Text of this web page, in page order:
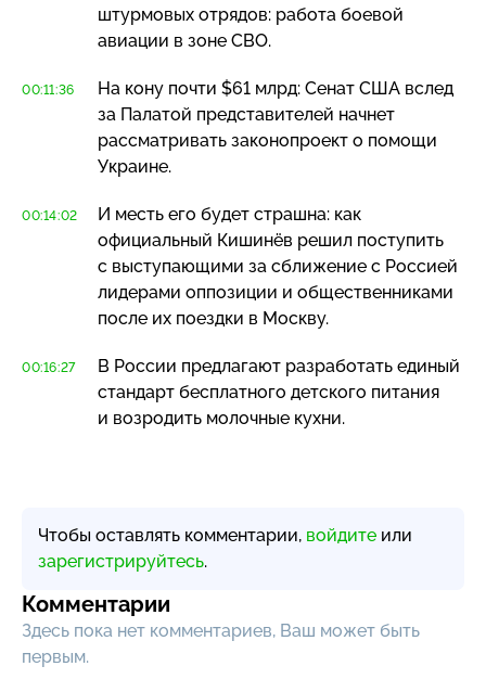
штурмовых отрядов: работа боевой
авиации в зоне СВО.
00:11:36
На кону почти $61 млрд: Сенат США вслед
за Палатой представителей начнет
рассматривать законопроект о помощи
Украине.
00:14:02
И месть его будет страшна: как
официальный Кишинёв решил поступить
с выступающими за сближение с Россией
лидерами оппозиции и общественниками
после их поездки в Москву.
00:16:27
В России предлагают разработать единый
стандарт бесплатного детского питания
и возродить молочные кухни.
Чтобы оставлять комментарии, войдите или
зарегистрируйтесь.
Комментарии
Здесь пока нет комментариев, Ваш может быть
первым.